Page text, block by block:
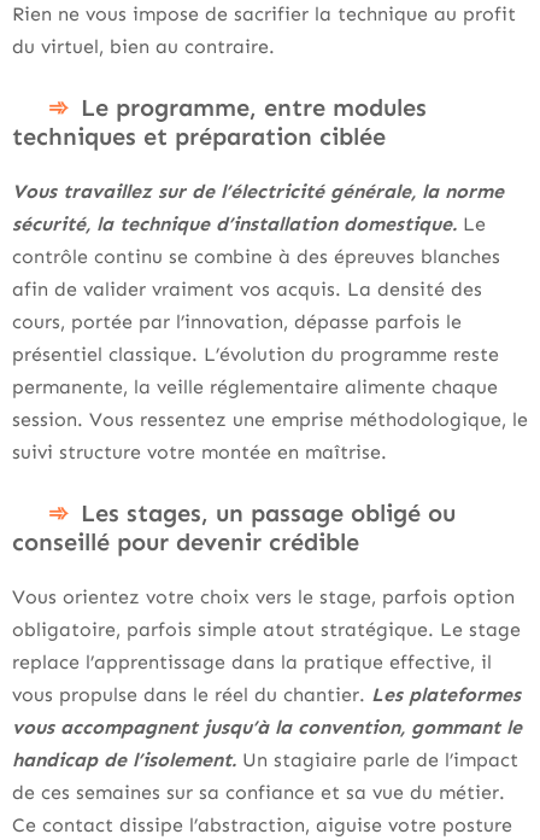
Rien ne vous impose de sacrifier la technique au profit
du virtuel, bien au contraire.
Le programme, entre modules
techniques et préparation ciblée
Vous travaillez sur de l’électricité générale, la norme
sécurité, la technique d’installation domestique. Le
contrôle continu se combine à des épreuves blanches
afin de valider vraiment vos acquis. La densité des
cours, portée par l’innovation, dépasse parfois le
présentiel classique. L’évolution du programme reste
permanente, la veille réglementaire alimente chaque
session. Vous ressentez une emprise méthodologique, le
suivi structure votre montée en maîtrise.
Les stages, un passage obligé ou
conseillé pour devenir crédible
Vous orientez votre choix vers le stage, parfois option
obligatoire, parfois simple atout stratégique. Le stage
replace l’apprentissage dans la pratique effective, il
vous propulse dans le réel du chantier. Les plateformes
vous accompagnent jusqu’à la convention, gommant le
handicap de l’isolement. Un stagiaire parle de l’impact
de ces semaines sur sa confiance et sa vue du métier.
Ce contact dissipe l’abstraction, aiguise votre posture